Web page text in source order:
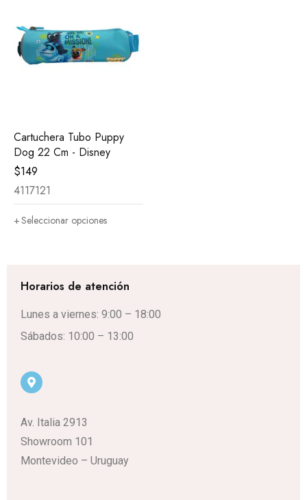
Cartuchera Tubo Puppy
Dog 22 Cm - Disney
$149
4117121
Seleccionar opciones
Horarios de atención
Lunes a viernes: 9:00 – 18:00
Sábados: 10:00 – 13:00
Av. Italia 2913
Showroom 101
Montevideo – Uruguay